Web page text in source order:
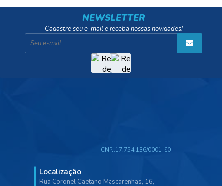
NEWSLETTER
Cadastre seu e-mail e receba nossas novidades!
Localização
Rua Coronel Caetano Mascarenhas, 16,
CNPJ:17.754.136/0001-90